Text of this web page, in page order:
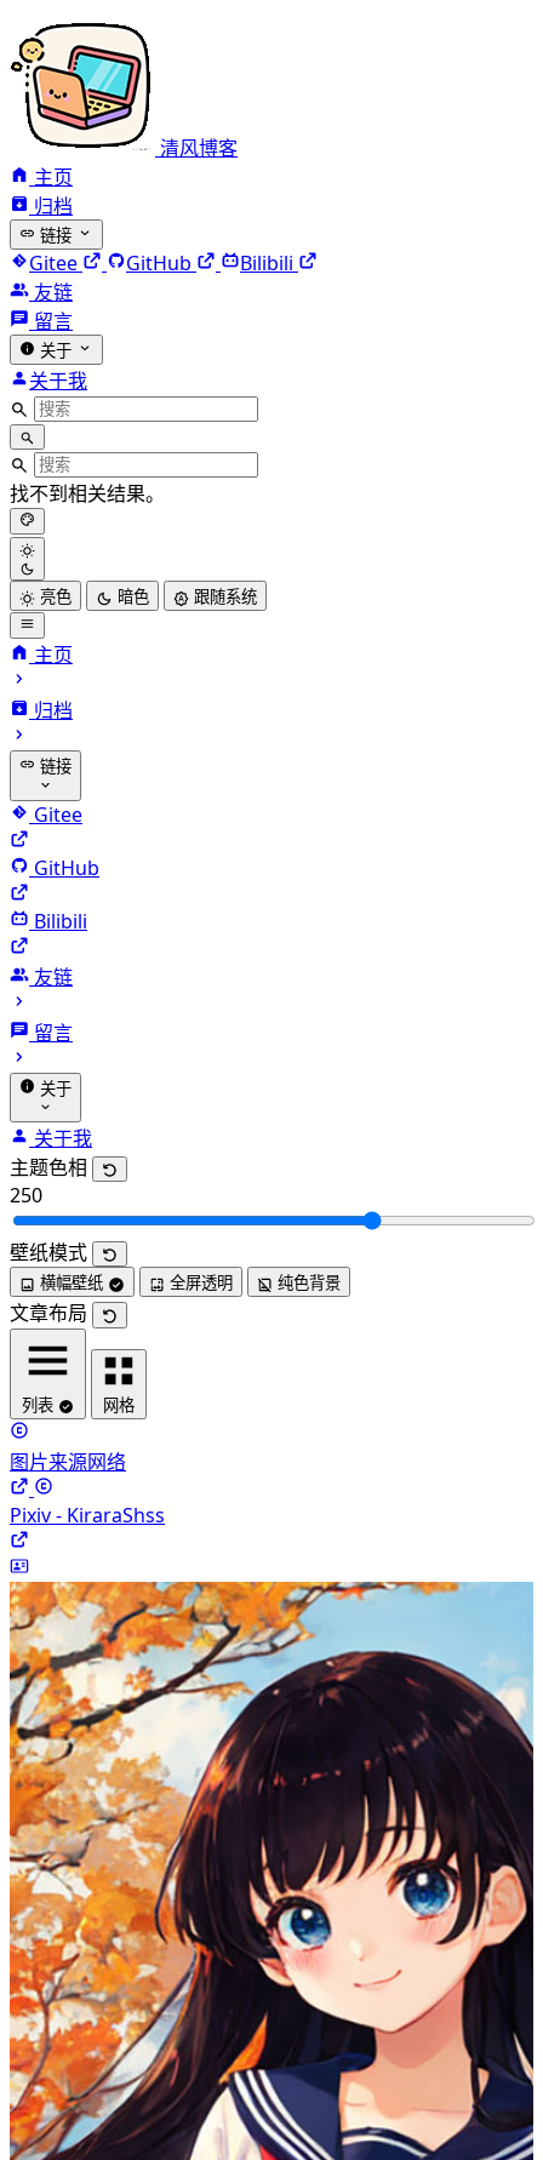
清风博客
主页
归档
链接
Gitee GitHub
Bilibili
友链
留言
关于
关于我
找不到相关结果。
亮色 暗色 跟随系统
主页
归档
链接
Gitee
GitHub
Bilibili
友链
留言
关于
关于我
主题色相
250
壁纸模式
横幅壁纸 全屏透明 纯色背景
文章布局
列表 网格
图片来源网络
Pixiv - KiraraShss